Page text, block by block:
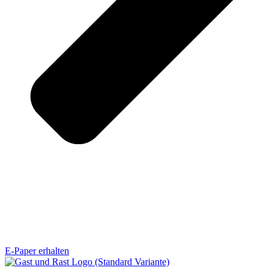
E-Paper erhalten